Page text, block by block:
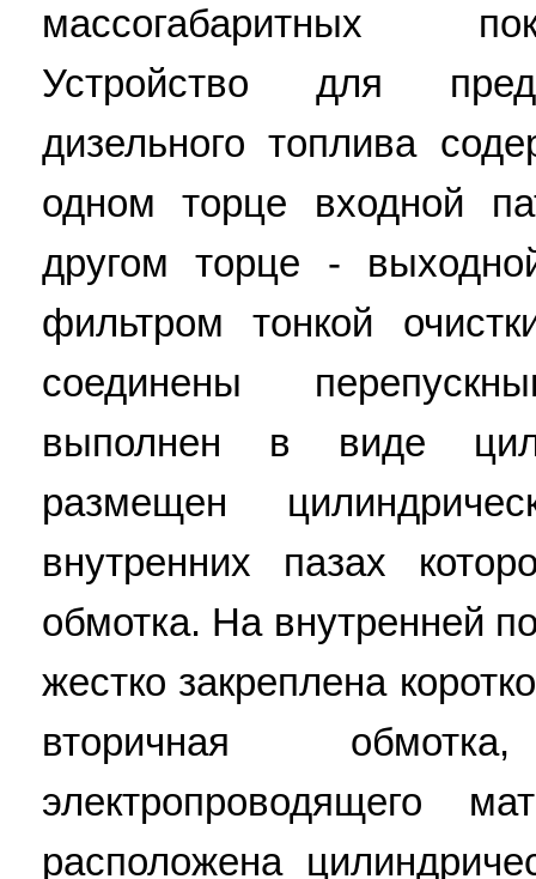
массогабаритных
Устройство для
дизельного топлива
одном торце входной
другом торце -
фильтром тонкой
соединены
выполнен в виде
размещен
внутренних пазах
обмотка. На внутренней
жестко закреплена
вторичная
электропроводящего
расположена